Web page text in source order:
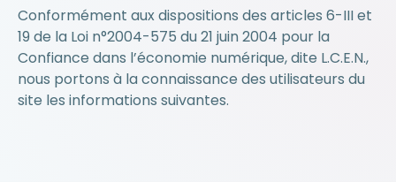
Conformément aux dispositions des articles 6-III et
19 de la Loi n°2004-575 du 21 juin 2004 pour la
Confiance dans l’économie numérique, dite L.C.E.N.,
nous portons à la connaissance des utilisateurs du
site les informations suivantes.